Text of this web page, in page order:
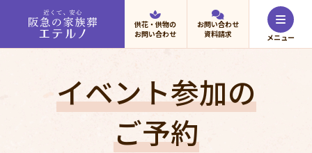
供花・供物の
お問い合わせ
お問い合わせ
資料請求
イベント参加の
ご予約